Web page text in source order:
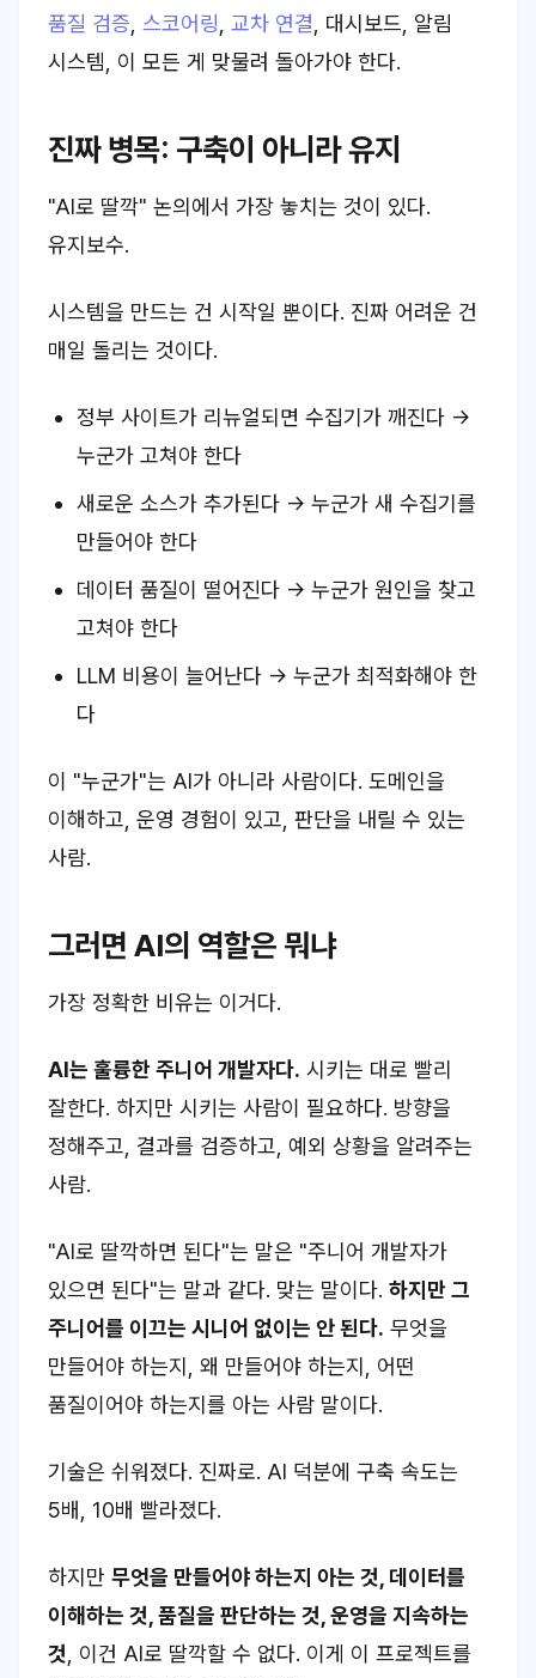
품질 검증 스코어링 교차 연결 , 대시보드, 알림
시스템, 이 모든 게 맞물려 돌아가야 한다.
진짜 병목: 구축이 아니라 유지
"AI로 딸깍" 논의에서 가장 놓치는 것이 있다.
유지보수.
시스템을 만드는 건 시작일 뿐이다. 진짜 어려운 건
매일 돌리는 것이다.
정부 사이트가 리뉴얼되면 수집기가 깨진다 →
누군가 고쳐야 한다
새로운 소스가 추가된다 → 누군가 새 수집기를
만들어야 한다
데이터 품질이 떨어진다 → 누군가 원인을 찾고
고쳐야 한다
LLM 비용이 늘어난다 → 누군가 최적화해야 한
다
이 "누군가"는 AI가 아니라 사람이다. 도메인을
이해하고, 운영 경험이 있고, 판단을 내릴 수 있는
사람.
그러면 AI의 역할은 뭐냐
가장 정확한 비유는 이거다.
AI는 훌륭한 주니어 개발자다. 시키는 대로 빨리
잘한다. 하지만 시키는 사람이 필요하다. 방향을
정해주고, 결과를 검증하고, 예외 상황을 알려주는
사람.
"AI로 딸깍하면 된다"는 말은 "주니어 개발자가
있으면 된다"는 말과 같다. 맞는 말이다. 하지만 그
주니어를 이끄는 시니어 없이는 안 된다. 무엇을
만들어야 하는지, 왜 만들어야 하는지, 어떤
품질이어야 하는지를 아는 사람 말이다.
기술은 쉬워졌다. 진짜로. AI 덕분에 구축 속도는
5배, 10배 빨라졌다.
하지만 무엇을 만들어야 하는지 아는 것, 데이터를
이해하는 것, 품질을 판단하는 것, 운영을 지속하는
것 , 이건 AI로 딸깍할 수 없다. 이게 이 프로젝트를